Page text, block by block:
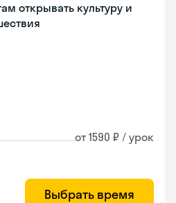
открывать культуру и
от 1590 ₽ / урок
Выбрать время